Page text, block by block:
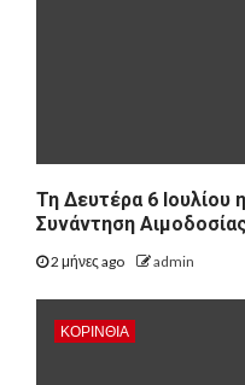
Τη Δευτέρα 6 Ιουλίου
Συνάντηση
2 μήνες ago admin
ΚΟΡΙΝΘΊΑ